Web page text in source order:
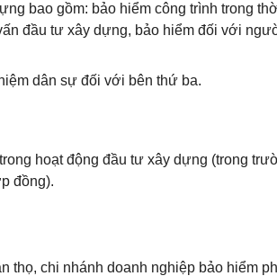
bao gồm: bảo hiểm công trình trong
đầu tư xây dựng, bảo hiểm đối với
dân sự đối với bên thứ ba.
hoạt động đầu tư xây dựng (trong
đồng).
thọ, chi nhánh doanh nghiệp bảo hiểm